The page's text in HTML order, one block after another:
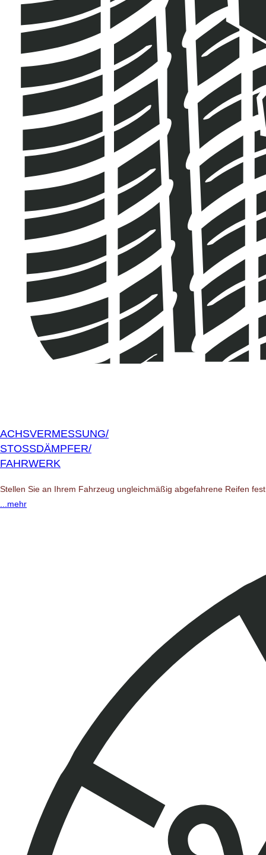
ACHSVERMESSUNG/
STOSSDÄMPFER/
FAHRWERK
Stellen Sie an Ihrem Fahrzeug ungleichmäßig abgefahrene Reifen
...mehr